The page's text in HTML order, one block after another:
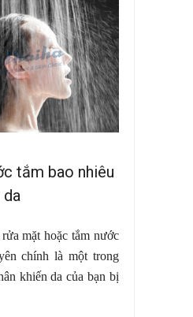
tắm bao nhiêu
da
mặt hoặc tắm nước
chính là một trong
khiến da của bạn bị